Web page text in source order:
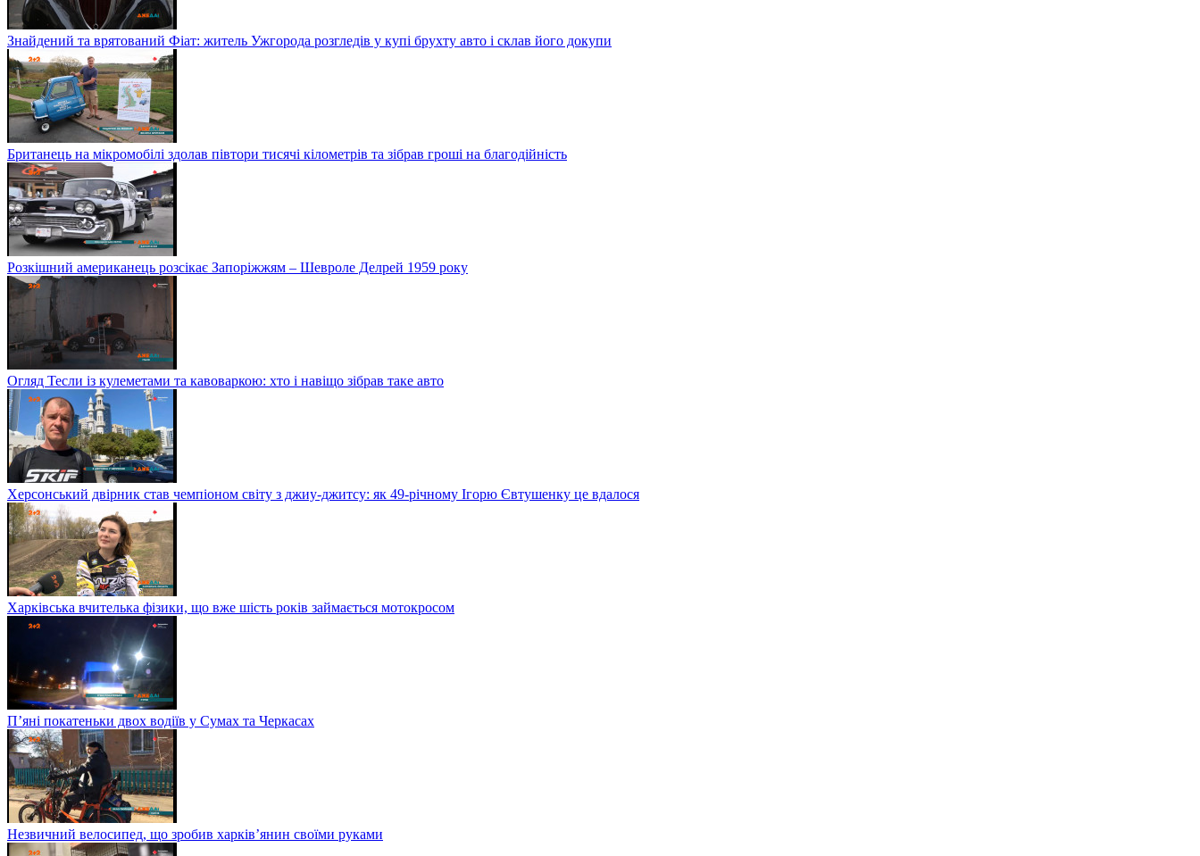
Знайдений та врятований Фіат: житель Ужгорода розгледів у купі брухту авто і склав його докупи
Британець на мікромобілі здолав півтори тисячі кілометрів та зібрав гроші на благодійність
Розкішний американець розсікає Запоріжжям – Шевроле Делрей 1959 року
Огляд Тесли із кулеметами та кавоваркою: хто і навіщо зібрав таке авто
Херсонський двірник став чемпіоном світу з джиу-джитсу: як 49-річному Ігорю Євтушенку це вдалося
Харківська вчителька фізики, що вже шість років займається мотокросом
П’яні покатеньки двох водіїв у Сумах та Черкасах
Незвичний велосипед, що зробив харків’янин своїми руками